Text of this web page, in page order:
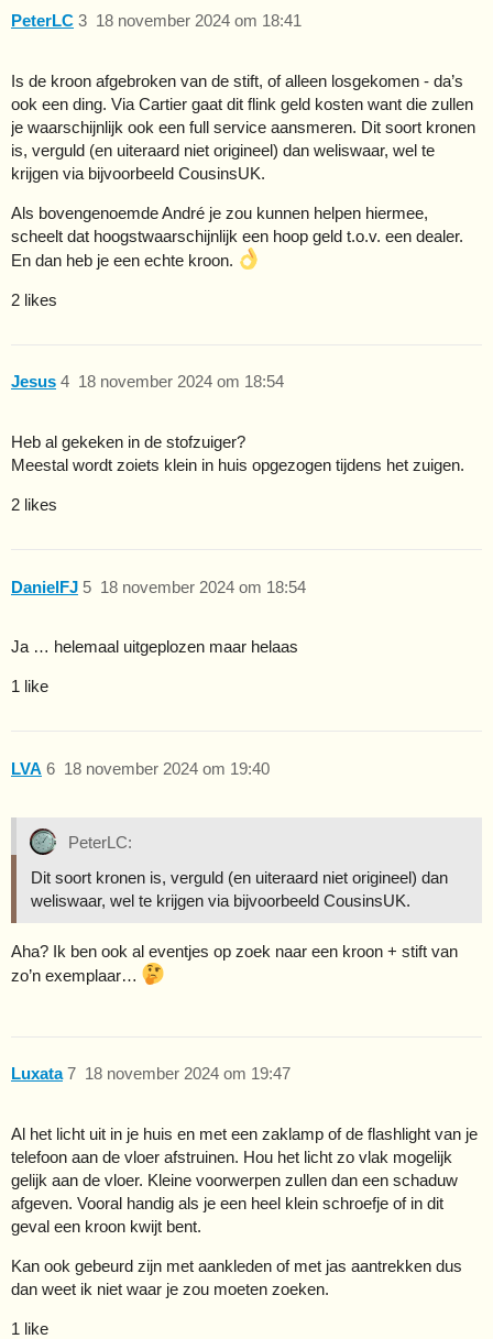
PeterLC 18 november 2024 om 18:41
3
Is de kroon afgebroken van de stift, of alleen losgekomen - da’s
ook een ding. Via Cartier gaat dit flink geld kosten want die zullen
je waarschijnlijk ook een full service aansmeren. Dit soort kronen
is, verguld (en uiteraard niet origineel) dan weliswaar, wel te
krijgen via bijvoorbeeld CousinsUK.
Als bovengenoemde André je zou kunnen helpen hiermee,
scheelt dat hoogstwaarschijnlijk een hoop geld t.o.v. een dealer.
En dan heb je een echte kroon.
2 likes
Jesus 18 november 2024 om 18:54
4
Heb al gekeken in de stofzuiger?
Meestal wordt zoiets klein in huis opgezogen tijdens het zuigen.
2 likes
DanielFJ 18 november 2024 om 18:54
5
Ja … helemaal uitgeplozen maar helaas
1 like
LVA 18 november 2024 om 19:40
6
PeterLC:
Dit soort kronen is, verguld (en uiteraard niet origineel) dan
weliswaar, wel te krijgen via bijvoorbeeld CousinsUK.
Aha? Ik ben ook al eventjes op zoek naar een kroon + stift van
zo’n exemplaar…
Luxata 18 november 2024 om 19:47
7
Al het licht uit in je huis en met een zaklamp of de flashlight van je
telefoon aan de vloer afstruinen. Hou het licht zo vlak mogelijk
gelijk aan de vloer. Kleine voorwerpen zullen dan een schaduw
afgeven. Vooral handig als je een heel klein schroefje of in dit
geval een kroon kwijt bent.
Kan ook gebeurd zijn met aankleden of met jas aantrekken dus
dan weet ik niet waar je zou moeten zoeken.
1 like